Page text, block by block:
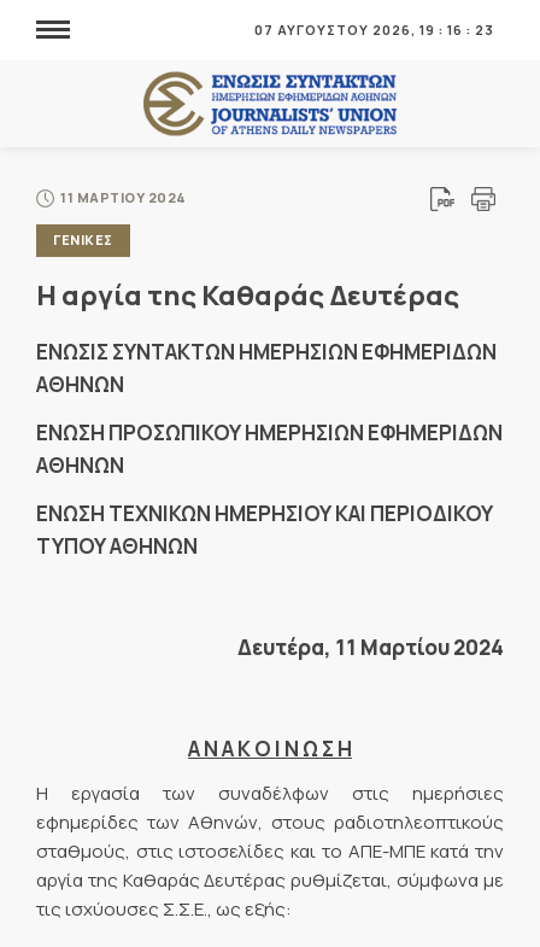
07 ΑΥΓΟΥΣΤΟΥ 2026, 19 : 16 : 23
11 ΜΑΡΤΙΟΥ 2024
ΓΕΝΙΚΕΣ
Η αργία της Καθαράς Δευτέρας
ΕΝΩΣΙΣ ΣΥΝΤΑΚΤΩΝ ΗΜΕΡΗΣΙΩΝ ΕΦΗΜΕΡΙΔΩΝ
ΑΘΗΝΩΝ
ΕΝΩΣΗ ΠΡΟΣΩΠΙΚΟΥ ΗΜΕΡΗΣΙΩΝ ΕΦΗΜΕΡΙΔΩΝ
ΑΘΗΝΩΝ
ΕΝΩΣΗ ΤΕΧΝΙΚΩΝ ΗΜΕΡΗΣΙΟΥ ΚΑΙ ΠΕΡΙΟΔΙΚΟΥ
ΤΥΠΟΥ ΑΘΗΝΩΝ
Δευτέρα, 11 Μαρτίου 2024
Α Ν Α Κ Ο Ι Ν Ω Σ Η
Η εργασία των συναδέλφων στις ημερήσιες
εφημερίδες των Αθηνών, στους ραδιοτηλεοπτικούς
σταθμούς, στις ιστοσελίδες και το ΑΠΕ-ΜΠΕ κατά την
αργία της Καθαράς Δευτέρας ρυθμίζεται, σύμφωνα με
τις ισχύουσες Σ.Σ.Ε., ως εξής: